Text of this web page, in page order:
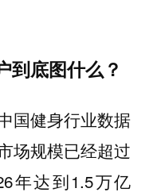
到底图什么？
国健身行业数据
场规模已经超过
年达到1.5万亿